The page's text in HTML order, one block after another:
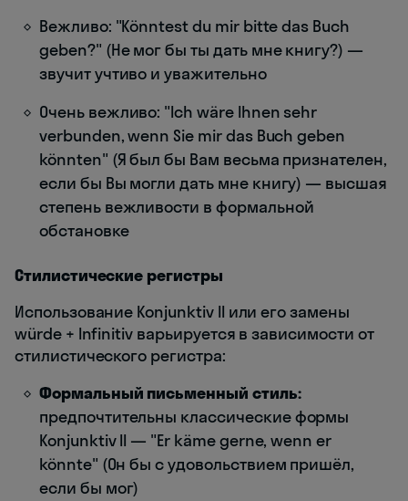
Вежливо: "Könntest du mir bitte das Buch
geben?" (Не мог бы ты дать мне книгу?) —
звучит учтиво и уважительно
Очень вежливо: "Ich wäre Ihnen sehr
verbunden, wenn Sie mir das Buch geben
könnten" (Я был бы Вам весьма признателен,
если бы Вы могли дать мне книгу) — высшая
степень вежливости в формальной
обстановке
Стилистические регистры
Использование Konjunktiv II или его замены
würde + Infinitiv варьируется в зависимости от
стилистического регистра:
Формальный письменный стиль:
предпочтительны классические формы
Konjunktiv II — "Er käme gerne, wenn er
könnte" (Он бы с удовольствием пришёл,
если бы мог)